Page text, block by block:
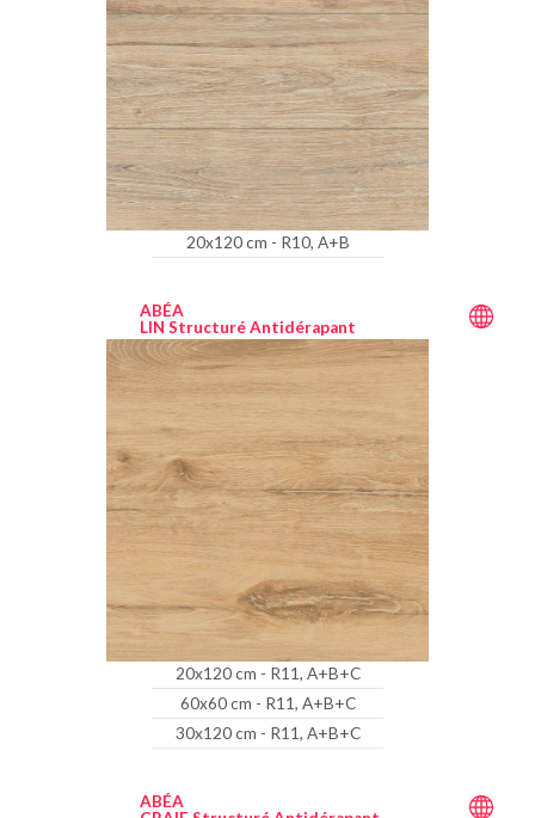
20x120 cm - R10, A+B
ABÉA
LIN Structuré Antidérapant
20x120 cm - R11, A+B+C
60x60 cm - R11, A+B+C
30x120 cm - R11, A+B+C
ABÉA